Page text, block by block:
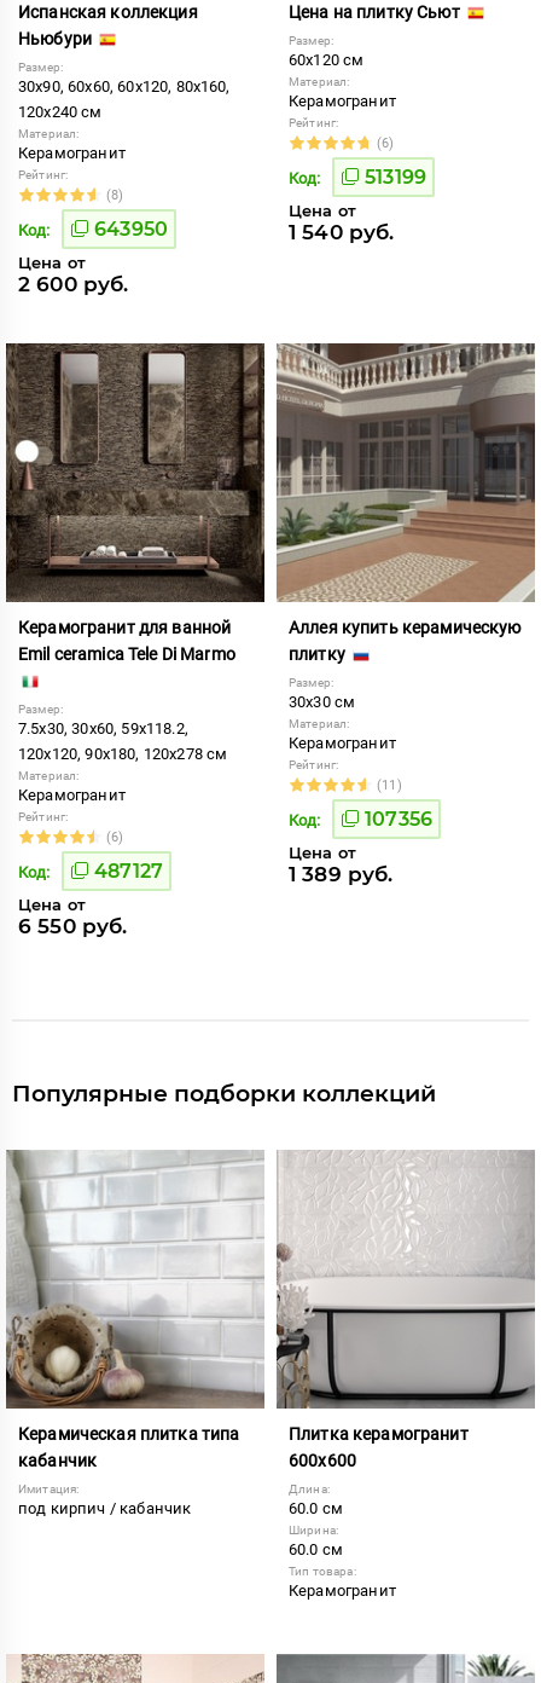
Испанская коллекция
Ньюбури
Размер:
30x90, 60x60, 60x120, 80x160,
120x240 см
Материал:
Керамогранит
Рейтинг:
(8)
Код: 643950
Цена от
2 600 руб.
Цена на плитку Сьют
Размер:
60x120 см
Материал:
Керамогранит
Рейтинг:
(6)
Код: 513199
Цена от
1 540 руб.
Керамогранит для ванной
Emil ceramica Tele Di Marmo
Размер:
7.5x30, 30x60, 59x118.2,
120x120, 90x180, 120x278 см
Материал:
Керамогранит
Рейтинг:
(6)
Код: 487127
Цена от
6 550 руб.
Аллея купить керамическую
плитку
Размер:
30x30 см
Материал:
Керамогранит
Рейтинг:
(11)
Код: 107356
Цена от
1 389 руб.
Популярные подборки коллекций
Керамическая плитка типа
кабанчик
Имитация:
под кирпич / кабанчик
Плитка керамогранит
600х600
Длина:
60.0 см
Ширина:
60.0 см
Тип товара:
Керамогранит